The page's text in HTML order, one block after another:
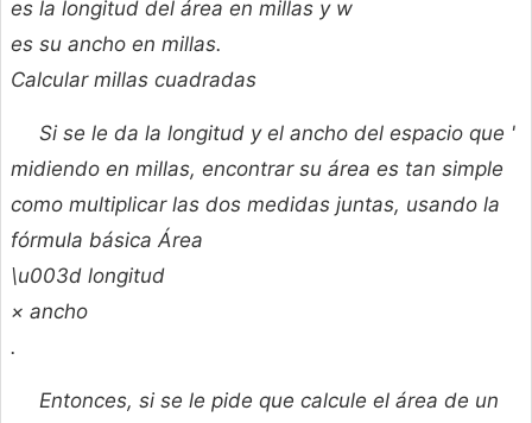
es la longitud del área en millas y w
es su ancho en millas.
Calcular millas cuadradas
Si se le da la longitud y el ancho del espacio que '
midiendo en millas, encontrar su área es tan simple
como multiplicar las dos medidas juntas, usando la
fórmula básica Área
\u003d longitud
× ancho
.
Entonces, si se le pide que calcule el área de un